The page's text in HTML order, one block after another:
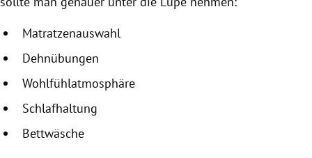
Matratzenauswahl
Dehnübungen
Wohlfühlatmosphäre
Schlafhaltung
Bettwäsche